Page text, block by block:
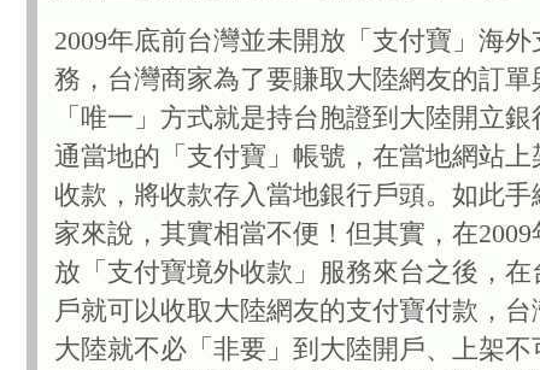
2009年底前台灣並未開放「支付寶」海
務，台灣商家為了要賺取大陸網友的訂單
「唯一」方式就是持台胞證到大陸開立
通當地的「支付寶」帳號，在當地網站上
收款，將收款存入當地銀行戶頭。如此手
家來說，其實相當不便！但其實，在
放「支付寶境外收款」服務來台之後，在
戶就可以收取大陸網友的支付寶付款，台
大陸就不必「非要」到大陸開戶、上架不